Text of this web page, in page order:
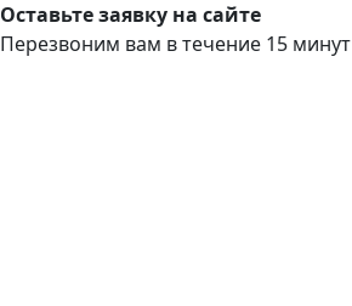
Оставьте заявку на сайте
Перезвоним вам в течение 15 минут